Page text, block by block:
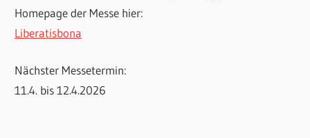
Homepage der Messe hier:
Liberatisbona
Nächster Messetermin:
11.4. bis 12.4.2026